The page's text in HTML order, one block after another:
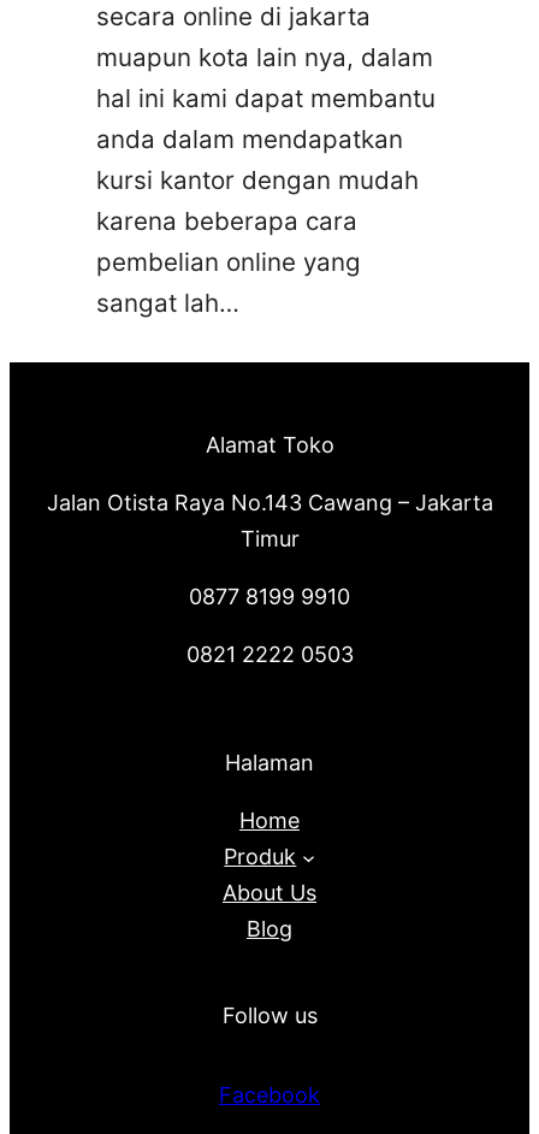
secara online di jakarta
muapun kota lain nya, dalam
hal ini kami dapat membantu
anda dalam mendapatkan
kursi kantor dengan mudah
karena beberapa cara
pembelian online yang
sangat lah…
Alamat Toko
Jalan Otista Raya No.143 Cawang – Jakarta
Timur
0877 8199 9910
0821 2222 0503
Halaman
Home
Produk
About Us
Blog
Follow us
Facebook